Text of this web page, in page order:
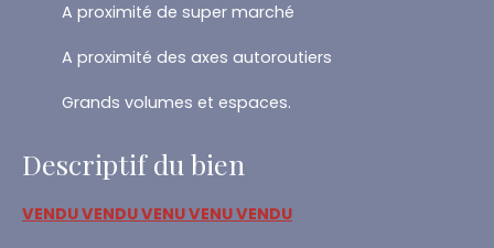
A proximité de super marché
A proximité des axes autoroutiers
Grands volumes et espaces.
Descriptif du bien
VENDU VENDU VENU VENU VENDU